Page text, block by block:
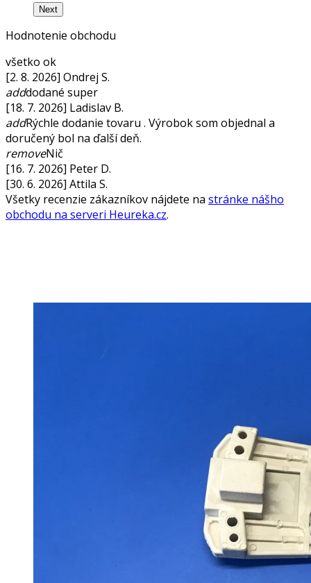
Next
Hodnotenie obchodu
všetko ok
[2. 8. 2026] Ondrej S.
adddodané super
[18. 7. 2026] Ladislav B.
addRýchle dodanie tovaru . Výrobok som objednal a
doručený bol na ďalší deň.
removeNič
[16. 7. 2026] Peter D.
[30. 6. 2026] Attila S.
Všetky recenzie zákazníkov nájdete na stránke nášho
obchodu na serveri Heureka.cz.